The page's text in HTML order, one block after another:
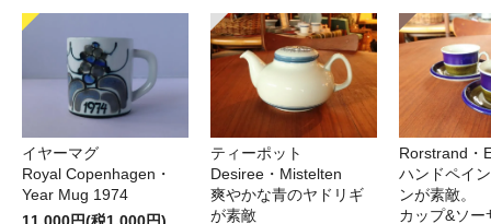
イヤーマグ
Royal Copenhagen・
Year Mug 1974
ティーポット
Desiree・Mistelten
爽やかな青のヤドリギ
が素敵
Rorstrand・
ハンドペイ
ンが素敵。
カップ&ソー